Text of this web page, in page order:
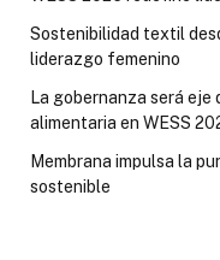
Sostenibilidad textil
liderazgo femenino
La gobernanza será eje
alimentaria en WESS
Membrana impulsa la
sostenible